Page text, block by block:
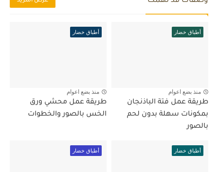
أطباق خضار
منذ بضع اعوام
طريقة عمل فتة الباذنجان
بمكونات سهلة بدون لحم
بالصور
أطباق خضار
منذ بضع اعوام
طريقة عمل محشي ورق
الخس بالصور والخطوات
أطباق خضار أطباق خضار